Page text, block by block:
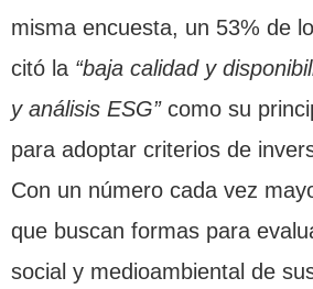
misma encuesta, un 53% de
citó la “baja calidad y
y análisis ESG”como su
para adoptar criterios de
Con un número cada vez
que buscan formas para
social y medioambiental de